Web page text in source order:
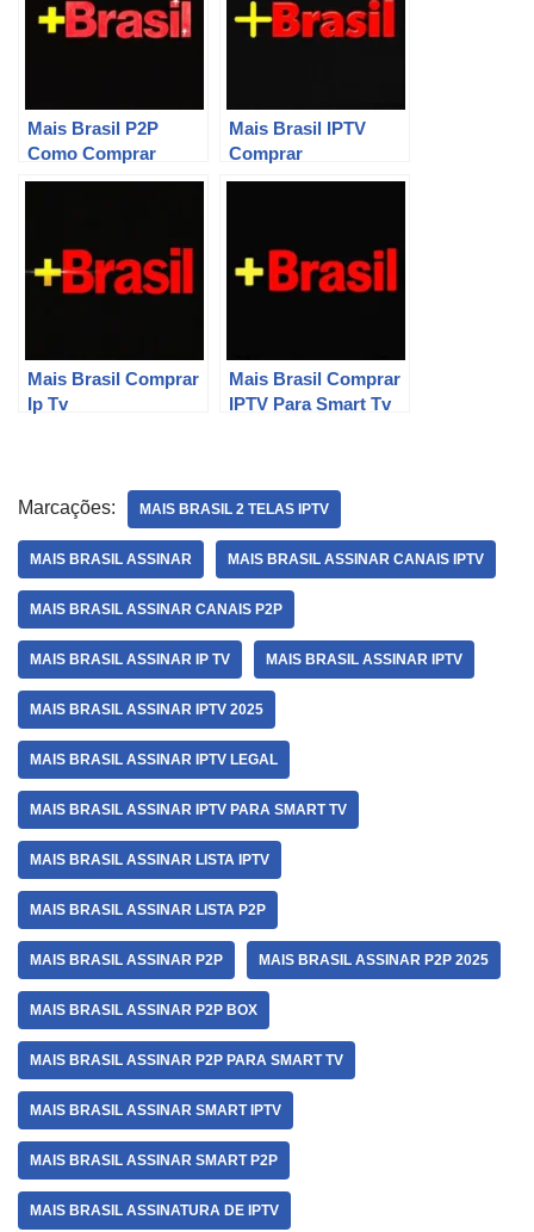
Mais Brasil P2P
Como Comprar
Mais Brasil IPTV
Comprar
Mais Brasil Comprar
Ip Tv
Mais Brasil Comprar
IPTV Para Smart Tv
Marcações: MAIS BRASIL 2 TELAS IPTV
MAIS BRASIL ASSINAR MAIS BRASIL ASSINAR CANAIS IPTV
MAIS BRASIL ASSINAR CANAIS P2P
MAIS BRASIL ASSINAR IP TV MAIS BRASIL ASSINAR IPTV
MAIS BRASIL ASSINAR IPTV 2025
MAIS BRASIL ASSINAR IPTV LEGAL
MAIS BRASIL ASSINAR IPTV PARA SMART TV
MAIS BRASIL ASSINAR LISTA IPTV
MAIS BRASIL ASSINAR LISTA P2P
MAIS BRASIL ASSINAR P2P MAIS BRASIL ASSINAR P2P 2025
MAIS BRASIL ASSINAR P2P BOX
MAIS BRASIL ASSINAR P2P PARA SMART TV
MAIS BRASIL ASSINAR SMART IPTV
MAIS BRASIL ASSINAR SMART P2P
MAIS BRASIL ASSINATURA DE IPTV